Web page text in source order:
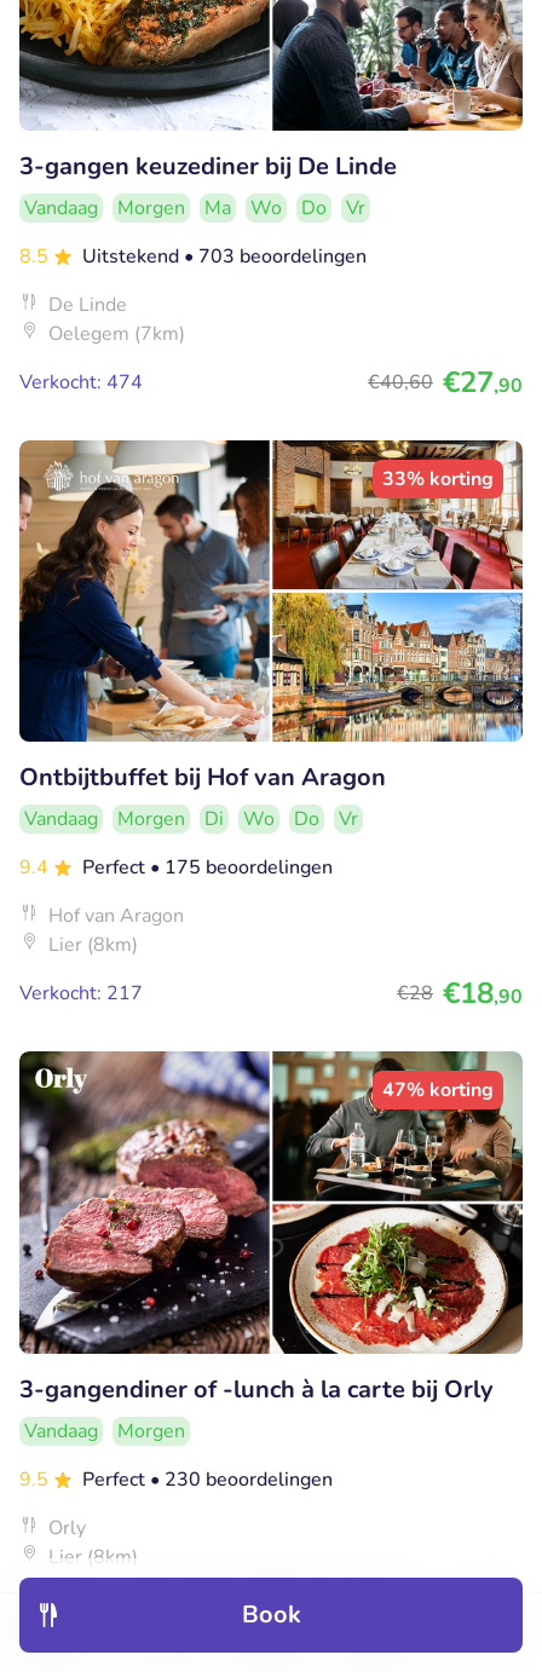
Book
3-gangen keuzediner bij De Linde
Vandaag Morgen Ma Wo Do
Vr
8.5
Uitstekend • 703 beoordelingen
De Linde
Oelegem (7km)
Verkocht: 474
€40,60 €27,90
33% korting
Ontbijtbuffet bij Hof van Aragon
Vandaag Morgen Di Wo Do
Vr
9.4
Perfect • 175 beoordelingen
Hof van Aragon
Lier (8km)
Verkocht: 217
€28 €18,90
47% korting
3-gangendiner of -lunch à la carte bij Orly
Vandaag
Morgen
9.5
Perfect • 230 beoordelingen
Orly
Lier (8km)
Verkocht: 329